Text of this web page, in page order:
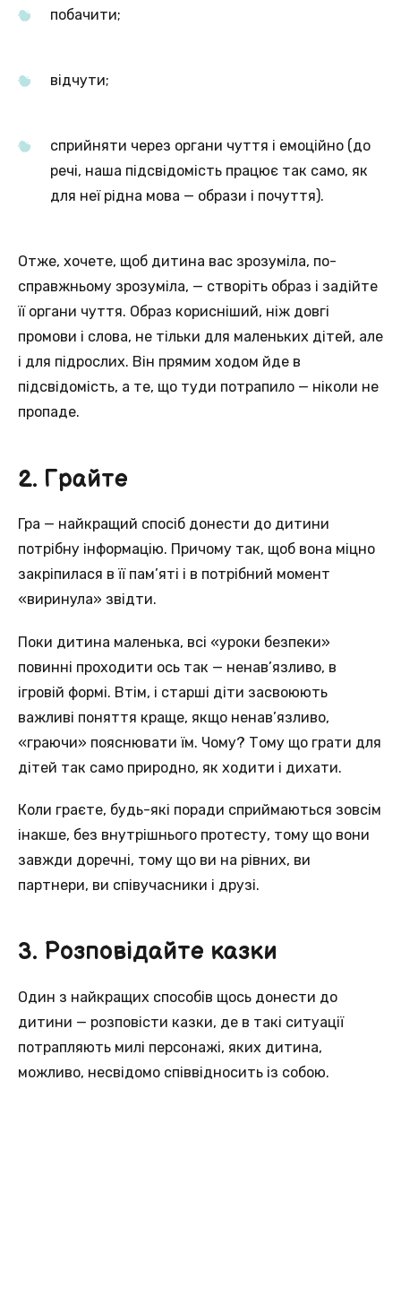
побачити;
відчути;
сприйняти через органи чуття і емоційно (до
речі, наша підсвідомість працює так само, як
для неї рідна мова — образи і почуття).
Отже, хочете, щоб дитина вас зрозуміла, по-
справжньому зрозуміла, — створіть образ і задійте
її органи чуття. Образ корисніший, ніж довгі
промови і слова, не тільки для маленьких дітей, але
і для підрослих. Він прямим ходом йде в
підсвідомість, а те, що туди потрапило — ніколи не
пропаде.
2. Грайте
Гра — найкращий спосіб донести до дитини
потрібну інформацію. Причому так, щоб вона міцно
закріпилася в її пам’яті і в потрібний момент
«виринула» звідти.
Поки дитина маленька, всі «уроки безпеки»
повинні проходити ось так — ненав’язливо, в
ігровій формі. Втім, і старші діти засвоюють
важливі поняття краще, якщо ненав’язливо,
«граючи» пояснювати їм. Чому? Тому що грати для
дітей так само природно, як ходити і дихати.
Коли граєте, будь-які поради сприймаються зовсім
інакше, без внутрішнього протесту, тому що вони
завжди доречні, тому що ви на рівних, ви
партнери, ви співучасники і друзі.
3. Розповідайте казки
Один з найкращих способів щось донести до
дитини — розповісти казки, де в такі ситуації
потрапляють милі персонажі, яких дитина,
можливо, несвідомо співвідносить із собою.